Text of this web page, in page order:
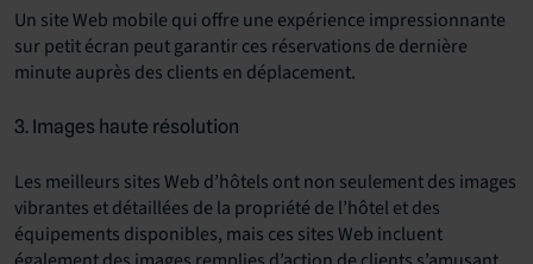
Un site Web mobile qui offre une expérience impressionnante
sur petit écran peut garantir ces réservations de dernière
minute auprès des clients en déplacement.
3. Images haute résolution
Les meilleurs sites Web d’hôtels ont non seulement des images
vibrantes et détaillées de la propriété de l’hôtel et des
équipements disponibles, mais ces sites Web incluent